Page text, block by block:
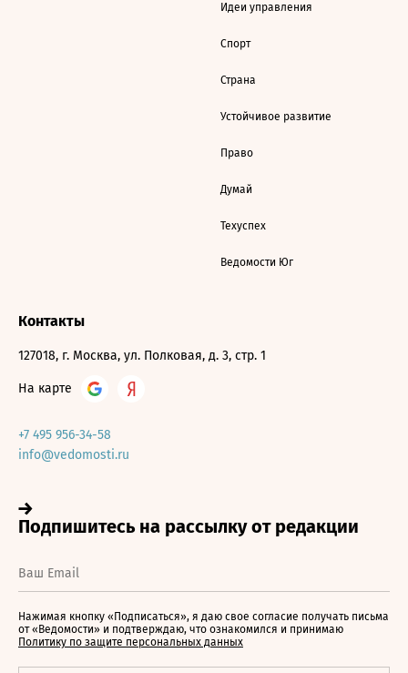
Идеи управления
Спорт
Страна
Устойчивое развитие
Право
Думай
Техуспех
Ведомости Юг
Контакты
127018, г. Москва, ул. Полковая, д. 3, стр. 1
На карте
+7 495 956-34-58
info@vedomosti.ru
Нажимая кнопку «Подписаться», я даю свое согласие получать письма
от «Ведомости» и подтверждаю, что ознакомился и принимаю
Политику по защите персональных данных